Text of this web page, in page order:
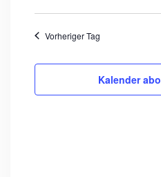
Vorheriger Tag
Kalender